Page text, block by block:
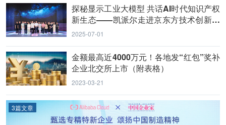
探秘显示工业大模型 共话AI时代知识产权
新生态——凯派尔走进京东方技术创新中
心
2025-07-01
金额最高近4000万元！各地发“红包”奖补
企业北交所上市（附表格）
2023-03-21
3篇文章